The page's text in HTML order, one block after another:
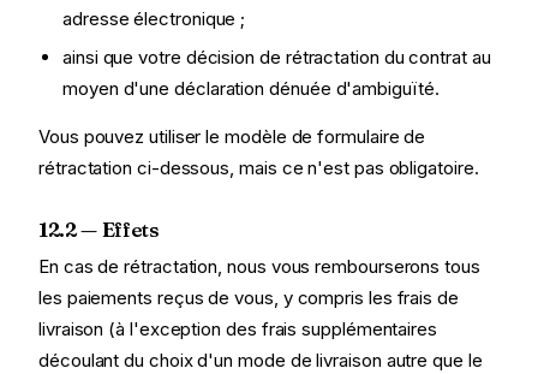
adresse électronique ;
ainsi que votre décision de rétractation du contrat au
moyen d'une déclaration dénuée d'ambiguïté.
Vous pouvez utiliser le modèle de formulaire de
rétractation ci-dessous, mais ce n'est pas obligatoire.
12.2 — Effets
En cas de rétractation, nous vous rembourserons tous
les paiements reçus de vous, y compris les frais de
livraison (à l'exception des frais supplémentaires
découlant du choix d'un mode de livraison autre que le